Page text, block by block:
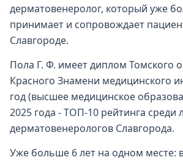
дерматовенеролог, который уже
принимает и сопровождает
Славгороде.
Пола Г. Ф. имеет диплом Томского
Красного Знамени медицинского
год (высшее медицинское
2025 года - ТОП-10 рейтинга среди
дерматовенерологов Славгорода.
Уже больше 6 лет на одном месте: